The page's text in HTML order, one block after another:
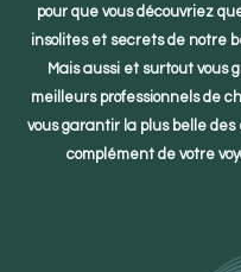
pour que vous découvriez
insolites et secrets de notre
Mais aussi et surtout vous
meilleurs professionnels de
vous garantir la plus belle
complément de votre